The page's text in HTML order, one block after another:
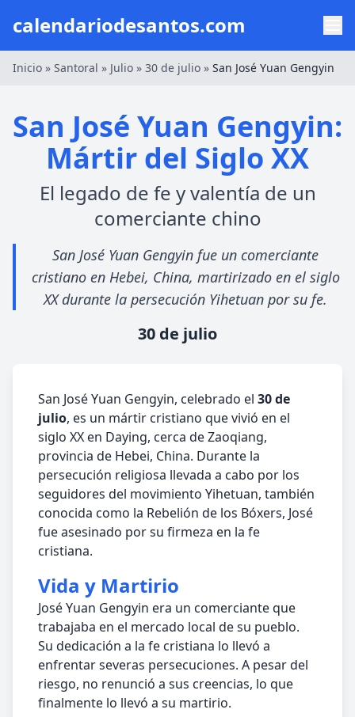
calendariodesantos.com
Inicio » Santoral » Julio » 30 de julio » San José Yuan Gengyin
San José Yuan Gengyin:
Mártir del Siglo XX
El legado de fe y valentía de un
comerciante chino
San José Yuan Gengyin fue un comerciante
cristiano en Hebei, China, martirizado en el siglo
XX durante la persecución Yihetuan por su fe.
30 de julio
San José Yuan Gengyin, celebrado el 30 de
julio, es un mártir cristiano que vivió en el
siglo XX en Daying, cerca de Zaoqiang,
provincia de Hebei, China. Durante la
persecución religiosa llevada a cabo por los
seguidores del movimiento Yihetuan, también
conocida como la Rebelión de los Bóxers, José
fue asesinado por su firmeza en la fe
cristiana.
Vida y Martirio
José Yuan Gengyin era un comerciante que
trabajaba en el mercado local de su pueblo.
Su dedicación a la fe cristiana lo llevó a
enfrentar severas persecuciones. A pesar del
riesgo, no renunció a sus creencias, lo que
finalmente lo llevó a su martirio.